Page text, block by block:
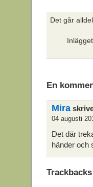
Det går
En
Mira
04 augusti
Det där
händer och